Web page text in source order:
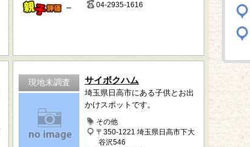
－
04-2935-1616
現地未調査 サイボクハム
埼玉県日高市にある子供とお出
かけスポットです。
その他
〒350-1221 埼玉県日高市下大
谷沢546